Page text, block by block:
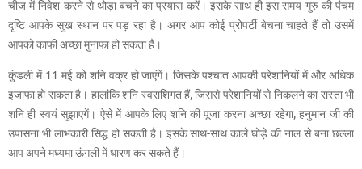
चीज में निवेश करने से थोड़ा बचने का प्रयास करें। इसके साथ ही इस समय गुरु की पंचम
दृष्टि आपके सुख स्थान पर पड़ रहा है। अगर आप कोई प्रोपर्टी बेचना चाहते हैं तो उसमें
आपको काफी अच्छा मुनाफा हो सकता है।
कुंडली में 11 मई को शनि वक्र हो जाएंगें। जिसके पश्चात आपकी परेशानियों में और अधिक
इजाफा हो सकता है। हालांकि शनि स्वराशिगत हैं, जिससे परेशानियों से निकलने का रास्ता भी
शनि ही स्वयं सुझाएगें। ऐसे में आपके लिए शनि की पूजा करना अच्छा रहेगा, हनुमान जी की
उपासना भी लाभकारी सिद्ध हो सकती है। इसके साथ-साथ काले घोड़े की नाल से बना छल्ला
आप अपने मध्यमा ऊंगली में धारण कर सकते हैं।